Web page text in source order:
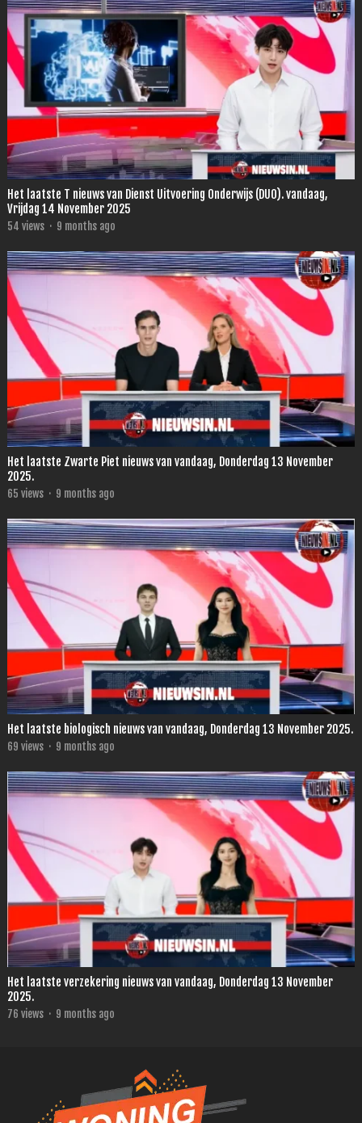
Het laatste T nieuws van Dienst Uitvoering Onderwijs (DUO). vandaag,
Vrijdag 14 November 2025
54 views · 9 months ago
Het laatste Zwarte Piet nieuws van vandaag, Donderdag 13 November
2025.
65 views · 9 months ago
Het laatste biologisch nieuws van vandaag, Donderdag 13 November 2025.
69 views · 9 months ago
Het laatste verzekering nieuws van vandaag, Donderdag 13 November
2025.
76 views · 9 months ago